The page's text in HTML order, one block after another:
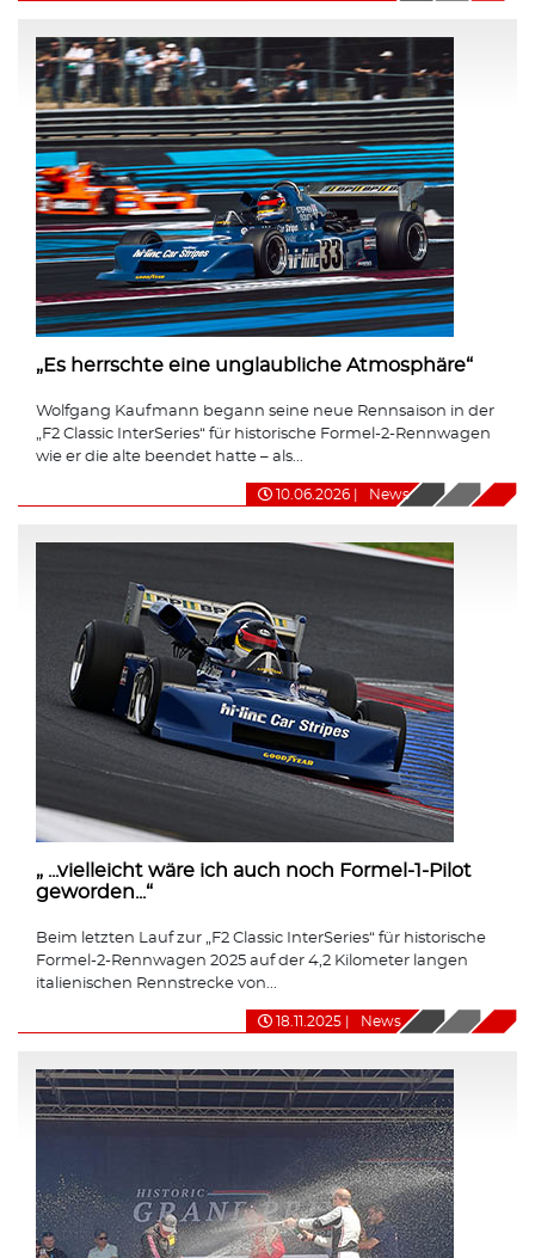
„Es herrschte eine unglaubliche Atmosphäre“
Wolfgang Kaufmann begann seine neue Rennsaison in der
„F2 Classic InterSeries“ für historische Formel-2-Rennwagen
wie er die alte beendet hatte – als...
10.06.2026 News
„ ...vielleicht wäre ich auch noch Formel-1-Pilot
geworden...“
Beim letzten Lauf zur „F2 Classic InterSeries“ für historische
Formel-2-Rennwagen 2025 auf der 4,2 Kilometer langen
italienischen Rennstrecke von...
18.11.2025 News